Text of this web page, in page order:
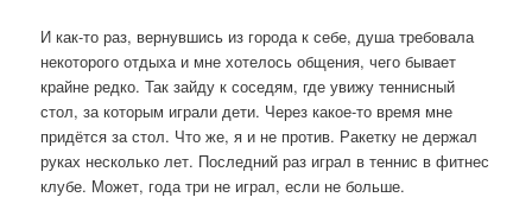
И как-то раз, вернувшись из города к себе, душа требовала
некоторого отдыха и мне хотелось общения, чего бывает
крайне редко. Так зайду к соседям, где увижу теннисный
стол, за которым играли дети. Через какое-то время мне
придётся за стол. Что же, я и не против. Ракетку не держал
руках несколько лет. Последний раз играл в теннис в фитнес
клубе. Может, года три не играл, если не больше.